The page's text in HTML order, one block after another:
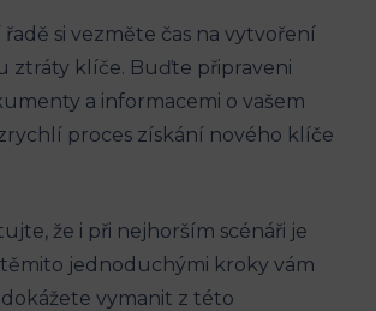
si vezměte čas na vytvoření
ztráty klíče. Buďte připraveni
a informacemi o vašem
proces získání nového klíče
že i při nejhorším scénáři je
těmito jednoduchými kroky vám
dokážete vymanit z této